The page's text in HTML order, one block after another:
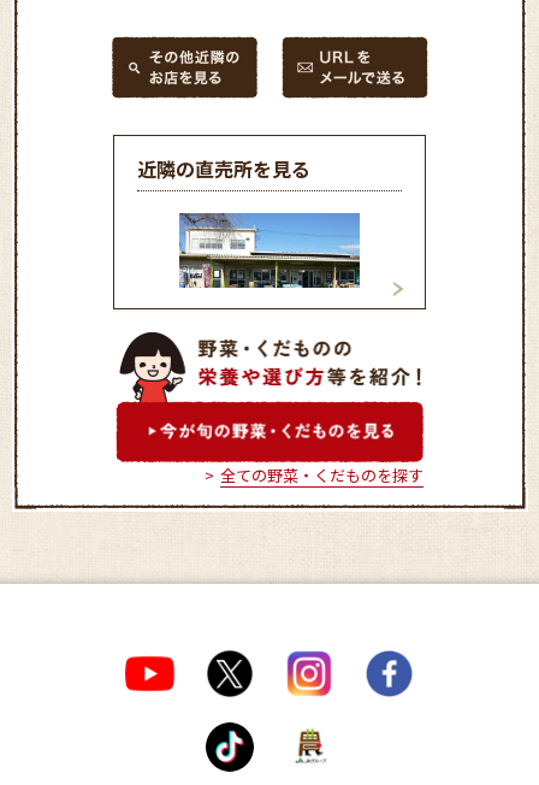
近隣の直売所を見る
ＪＡ八王子園芸センタ－
ＪＡ八王子経済
れあい市場
全ての野菜・くだものを探す